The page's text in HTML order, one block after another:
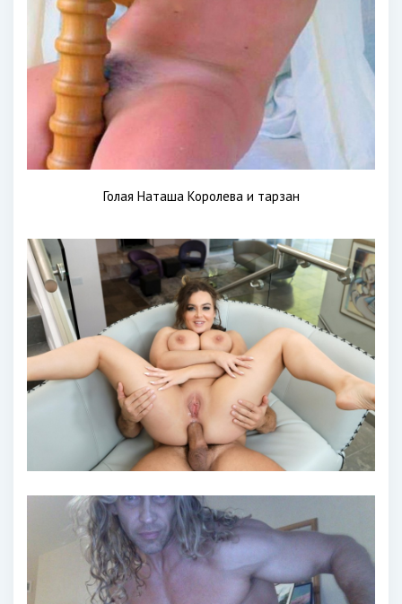
Голая Наташа Королева и тарзан